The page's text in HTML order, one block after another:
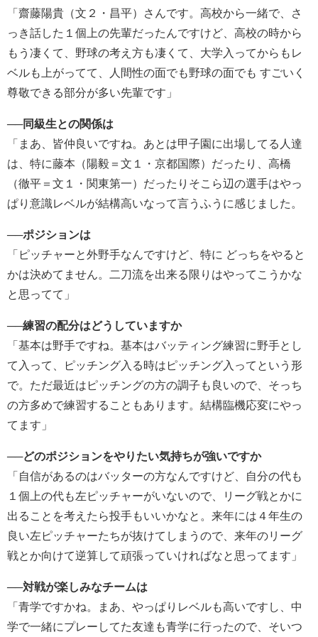
「齋藤陽貴（文２・昌平）さんです。高校から一緒で、さ
っき話した１個上の先輩だったんですけど、高校の時から
もう凄くて、野球の考え方も凄くて、大学入ってからもレ
ベルも上がってて、人間性の面でも野球の面でも すごいく
尊敬できる部分が多い先輩です」
──同級生との関係は
「まあ、皆仲良いですね。あとは甲子園に出場してる人達
は、特に藤本（陽毅＝文１・京都国際）だったり、高橋
（徹平＝文１・関東第一）だったりそこら辺の選手はやっ
ぱり意識レベルが結構高いなって言うふうに感じました。
──ポジションは
「ピッチャーと外野手なんですけど、特に どっちをやると
かは決めてません。二刀流を出来る限りはやってこうかな
と思ってて」
──練習の配分はどうしていますか
「基本は野手ですね。基本はバッティング練習に野手とし
て入って、ピッチング入る時はピッチング入ってという形
で。ただ最近はピッチングの方の調子も良いので、そっち
の方多めで練習することもあります。結構臨機応変にやっ
てます」
──どのポジションをやりたい気持ちが強いですか
「自信があるのはバッターの方なんですけど、自分の代も
１個上の代も左ピッチャーがいないので、リーグ戦とかに
出ることを考えたら投手もいいかなと。来年には４年生の
良い左ピッチャーたちが抜けてしまうので、来年のリーグ
戦とか向けて逆算して頑張っていければなと思ってます」
──対戦が楽しみなチームは
「青学ですかね。まあ、やっぱりレベルも高いですし、中
学で一緒にプレーしてた友達も青学に行ったので、そいつ